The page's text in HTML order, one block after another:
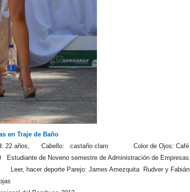
en Traje de Baño
22 años, Cabello: castaño claro Color de Ojos: Café
de Noveno semestre de Administración de Empresas.
hacer deporte Parejo: James Amezquita Rudver y Fabián